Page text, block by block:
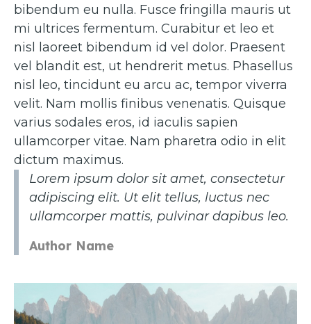
bibendum eu nulla. Fusce fringilla mauris ut
mi ultrices fermentum. Curabitur et leo et
nisl laoreet bibendum id vel dolor. Praesent
vel blandit est, ut hendrerit metus. Phasellus
nisl leo, tincidunt eu arcu ac, tempor viverra
velit. Nam mollis finibus venenatis. Quisque
varius sodales eros, id iaculis sapien
ullamcorper vitae. Nam pharetra odio in elit
dictum maximus.
Lorem ipsum dolor sit amet, consectetur
adipiscing elit. Ut elit tellus, luctus nec
ullamcorper mattis, pulvinar dapibus leo.
Author Name